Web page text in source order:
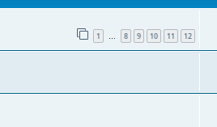
1 … 8 9 10 11 12